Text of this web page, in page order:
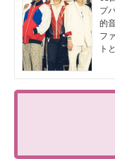
プ
的
フ
ト